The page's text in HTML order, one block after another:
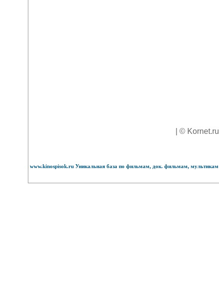
| ©
www.kinospisok.ru Уникальная база по фильмам, док. фильмам,